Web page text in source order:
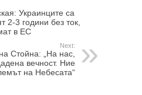
Украинците са
2-3 години без ток,
в ЕС
Next:
Стойна: „На нас,
вечност. Ние
на Небесата“